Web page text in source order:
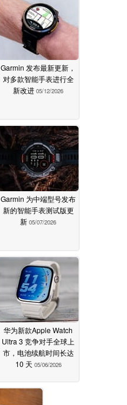
Garmin 发布最新更新，
对多款智能手表进行全
新改进 05/12/2026
Garmin 为中端型号发布
新的智能手表测试版更
新 05/07/2026
华为新款Apple Watch
Ultra 3 竞争对手全球上
市，电池续航时间长达
10 天 05/06/2026